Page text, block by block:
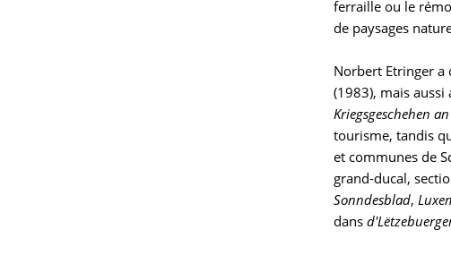
ferraille ou le
de paysages
Norbert Etringer a
(1983), mais
Kriegsgeschehen
tourisme, tandis
et communes de
grand-ducal,
Sonndesblad,
dans